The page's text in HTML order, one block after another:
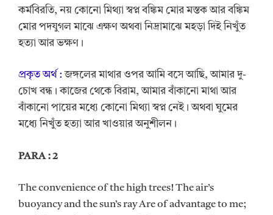
কর্মবিরতি, নয় কোনো মিথ্যা স্বপ্ন বঙ্কিম মোর মস্তক আর বঙ্কিম
মোর পদযুগল মাঝে এক্ষণ অথবা নিদ্রামাঝে মহড়া দিই নিখুঁত
হত্যা আর ভক্ষণ।
প্রকৃত অর্থ : জঙ্গলের মাথার ওপর আমি বসে আছি, আমার দু-
চোখ বন্ধ। কাজের থেকে বিরাম, আমার বাঁকানো মাথা আর
বাঁকানো পায়ের মধ্যে কোনো মিথ্যা স্বপ্ন নেই। অথবা ঘুমের
মধ্যে নিখুঁত হত্যা আর খাওয়ার অনুশীলন।
PARA : 2
The convenience of the high trees! The air’s
buoyancy and the sun’s ray Are of advantage to me;